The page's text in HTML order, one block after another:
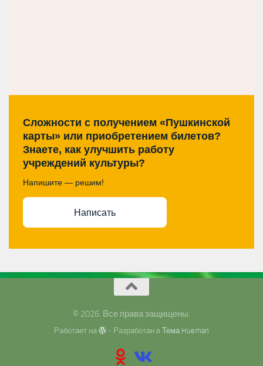
Сложности с получением «Пушкинской
карты» или приобретением билетов?
Знаете, как улучшить работу
учреждений культуры?
Напишите — решим!
Написать
© 2026. Все права защищены.
Работает на - Разработан вТема Hueman